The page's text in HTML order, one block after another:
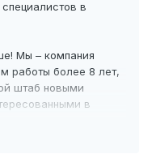
в
Мы – компания
работы более 8 лет,
штаб новыми
в